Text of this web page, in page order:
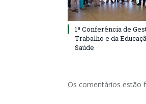
1ª Conferência de
Trabalho e da
Saúde
Os comentários estão